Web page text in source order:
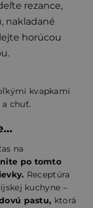
rezance,
nakladané
horúcou
kvapkami
chuť.
na
po tomto
Receptúra
kuchyne –
pastu, ktorá